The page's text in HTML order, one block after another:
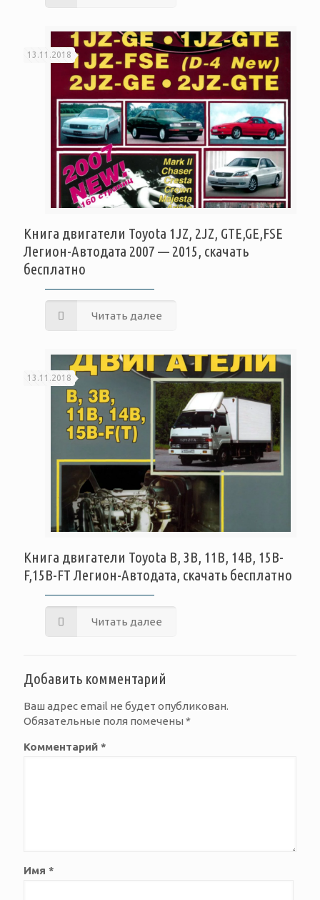
13.11.2018
Книга двигатели Toyota 1JZ, 2JZ, GTE,GE,FSE
Легион-Автодата 2007 — 2015, скачать
бесплатно
Читать далее
13.11.2018
Книга двигатели Toyota B, 3B, 11B, 14B, 15B-
F,15B-FT Легион-Автодата, скачать бесплатно
Читать далее
Добавить комментарий
Ваш адрес email не будет опубликован.
Обязательные поля помечены *
Комментарий *
Имя *